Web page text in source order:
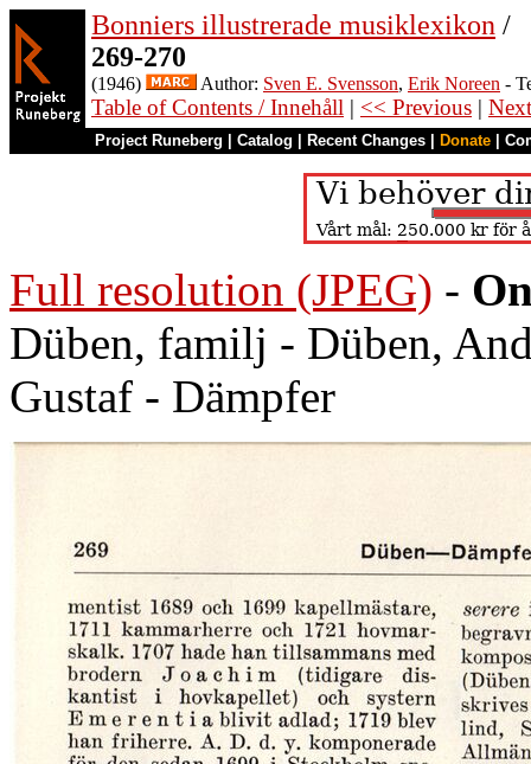
Bonniers illustrerade musiklexikon /
269-270
(1946) Author: Sven E. Svensson, Erik Noreen -
Table of Contents / Innehåll | << Previous |
Project Runeberg Catalog Recent Changes Donate
Full resolution (JPEG) -
Düben, familj - Düben,
Gustaf - Dämpfer